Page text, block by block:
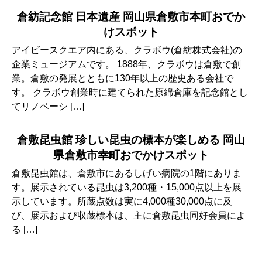
倉紡記念館 日本遺産 岡山県倉敷市本町おでか
けスポット
アイビースクエア内にある、クラボウ(倉紡株式会社)の
企業ミュージアムです。 1888年、クラボウは倉敷で創
業。倉敷の発展とともに130年以上の歴史ある会社で
す。 クラボウ創業時に建てられた原綿倉庫を記念館とし
てリノベーシ […]
倉敷昆虫館 珍しい昆虫の標本が楽しめる 岡山
県倉敷市幸町おでかけスポット
倉敷昆虫館は、倉敷市にあるしげい病院の1階にありま
す。展示されている昆虫は3,200種・15,000点以上を展
示しています。所蔵点数は実に4,000種30,000点に及
び、展示および収蔵標本は、主に倉敷昆虫同好会員によ
る […]